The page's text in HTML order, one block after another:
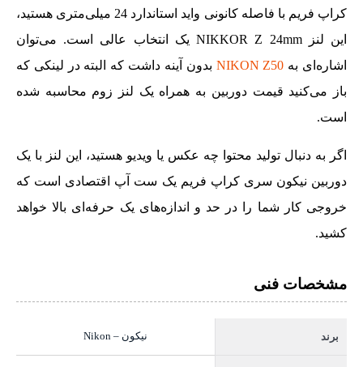
کراپ فریم با فاصله کانونی واید استاندارد 24 میلی‌متری هستید،
این لنز NIKKOR Z 24mm یک انتخاب عالی است. می‌توان
اشاره‌ای به NIKON Z50 بدون آینه داشت که البته در لینکی که
باز می‌کنید قیمت دوربین به همراه یک لنز زوم محاسبه شده
است.
اگر به دنبال تولید محتوا چه عکس یا ویدیو هستید، این لنز با یک
دوربین نیکون سری کراپ فریم یک ست آپ اقتصادی است که
خروجی کار شما را در حد و اندازه‌های یک حرفه‌ای بالا خواهد
کشید.
مشخصات فنی
برند نیکون – Nikon